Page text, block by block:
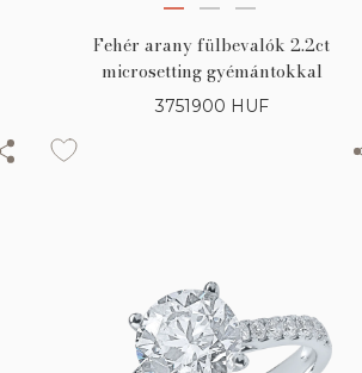
Fehér arany fülbevalók 2.2ct
microsetting gyémántokkal
3751900 HUF